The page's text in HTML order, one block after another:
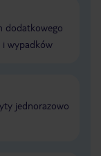
dodatkowego
i wypadków
jednorazowo